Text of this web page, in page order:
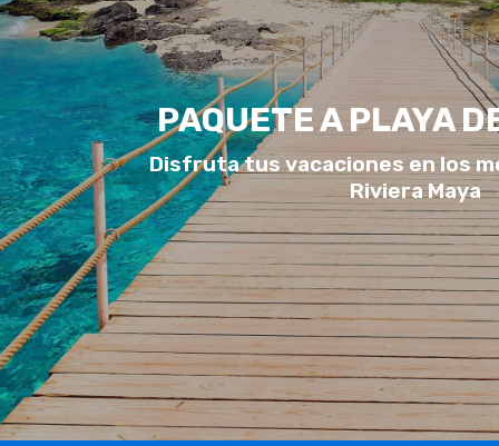
PAQUETE A PLAYA
Disfruta tus vacaciones en los
Riviera Maya